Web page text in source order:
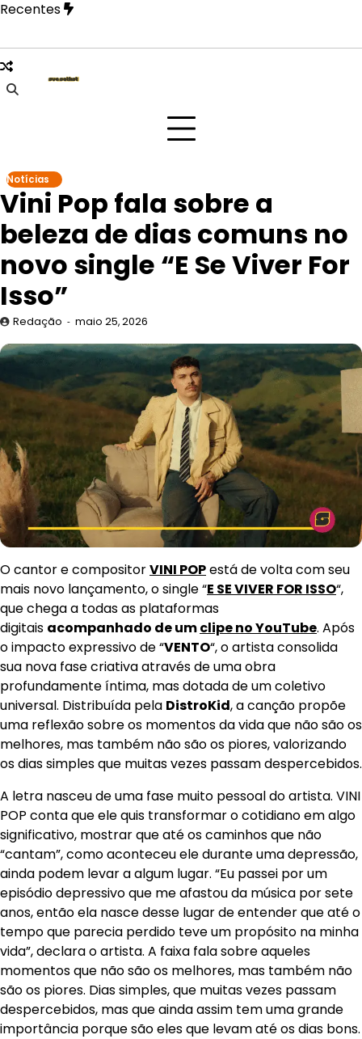
Skip
content
Recentes
Paulo na festa Tangerica antes de apresentação no Rock
Notícias
Vini Pop fala sobre a
beleza de dias comuns no
novo single “E Se Viver For
Isso”
Redação maio 25, 2026
O cantor e compositorVINI POPestá de volta com seu
mais novo lançamento, o single “E SE VIVER FOR ISSO“,
que chega a todas as plataformas
digitais acompanhado de umclipe no YouTube. Após
o impacto expressivo de “VENTO“, o artista consolida
sua nova fase criativa através de uma obra
profundamente íntima, mas dotada de um coletivo
universal. Distribuída pela DistroKid, a canção propõe
uma reflexão sobre os momentos da vida que não são os
melhores, mas também não são os piores, valorizando
os dias simples que muitas vezes passam despercebidos.
A letra nasceu de uma fase muito pessoal do artista. VINI
POP conta que ele quis transformar o cotidiano em algo
significativo, mostrar que até os caminhos que não
“cantam”, como aconteceu ele durante uma depressão,
ainda podem levar a algum lugar. “Eu passei por um
episódio depressivo que me afastou da música por sete
anos, então ela nasce desse lugar de entender que até o
tempo que parecia perdido teve um propósito na minha
vida”, declara o artista. A faixa fala sobre aqueles
momentos que não são os melhores, mas também não
são os piores. Dias simples, que muitas vezes passam
despercebidos, mas que ainda assim tem uma grande
importância porque são eles que levam até os dias bons.